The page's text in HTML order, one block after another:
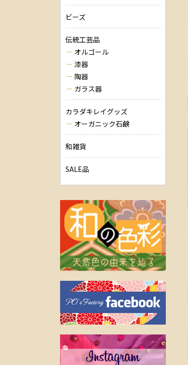
ビーズ
伝統工芸品
オルゴール
漆器
陶器
ガラス器
カラダキレイグッズ
オーガニック石鹸
和雑貨
SALE品